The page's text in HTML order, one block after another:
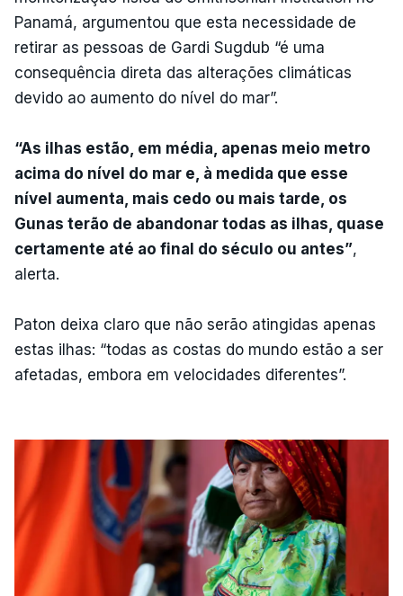
Panamá, argumentou que esta necessidade de
retirar as pessoas de Gardi Sugdub “é uma
consequência direta das alterações climáticas
devido ao aumento do nível do mar”.
“As ilhas estão, em média, apenas meio metro
acima do nível do mar e, à medida que esse
nível aumenta, mais cedo ou mais tarde, os
Gunas terão de abandonar todas as ilhas, quase
certamente até ao final do século ou antes”,
alerta.
Paton deixa claro que não serão atingidas apenas
estas ilhas: “todas as costas do mundo estão a ser
afetadas, embora em velocidades diferentes”.